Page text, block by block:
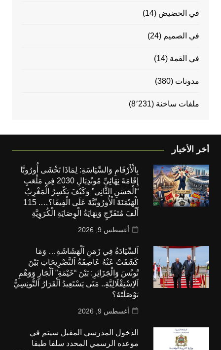
في الحضيض (14)
في الصميم (24)
في القمة (14)
مدونات (380)
ملفات ساخنة (8٬231)
أخر الأخبار
بِالْأَرْقَامِ وَالسِّيَاسَةِ: لِمَاذَا تَخْشَى أُورُوبَّا
إِقَامَةَ نِهَائِيِّ مُونْدِيَالِ 2030 فِي مَلْعَبِ
“الْحَسَنِ الثَّانِي” وَكَيْفَ يَكْسِرُ الْمَغْرِبُ
الْهَيْمَنَةَ الْأُورُوبِّيَّةَ عَلَى الْفِيفَا؟…. 115
أَلْفَ مُتَفَرِّجٍ وَنِهَايَةُ الْوِصَايَةِ الْكُرَوِيَّةِ
أغسطس 9, 2026
اَلسِّيَادَةُ فِي زَمَنِ اَلْهَشَاشَةِ… وَمَا
كَشَفَتْ عَنْهُ عَاصِفَةُ اَلتَّصْرِيحَاتِ بَيْنَ
تُونُسَ وَالْجَزَائِرِ: بَيْنَ “خَيْمَةِ” اَلْجَارِ وَوَهْمِ
اَلاِسْتِقْلَالِيَّةِ.. مَتَى يَسْتَعِيدُ اَلْقَرَارُ اَلتُّونِسِيُّ
بَوْصَلَتَهُ؟
أغسطس 9, 2026
الدخول المدرسي المقبل سیتم في
موعده الرسمي المحدد سلفا طبقا